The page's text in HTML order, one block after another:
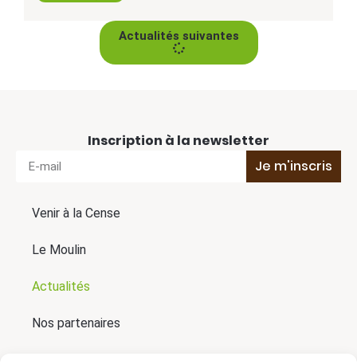
Actualités suivantes
Inscription à la newsletter
Je m'inscris
Venir à la Cense
Le Moulin
Actualités
Nos partenaires